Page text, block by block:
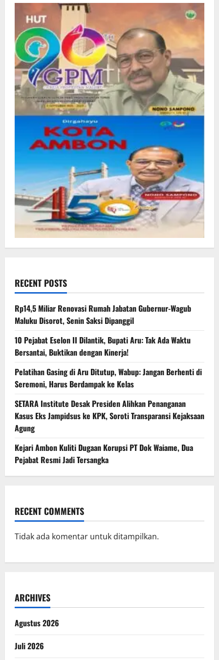
RECENT POSTS
Rp14,5 Miliar Renovasi Rumah Jabatan Gubernur-Wagub
Maluku Disorot, Senin Saksi Dipanggil
10 Pejabat Eselon II Dilantik, Bupati Aru: Tak Ada Waktu
Bersantai, Buktikan dengan Kinerja!
Pelatihan Gasing di Aru Ditutup, Wabup: Jangan Berhenti di
Seremoni, Harus Berdampak ke Kelas
SETARA Institute Desak Presiden Alihkan Penanganan
Kasus Eks Jampidsus ke KPK, Soroti Transparansi Kejaksaan
Agung
Kejari Ambon Kuliti Dugaan Korupsi PT Dok Waiame, Dua
Pejabat Resmi Jadi Tersangka
RECENT COMMENTS
Tidak ada komentar untuk ditampilkan.
ARCHIVES
Agustus 2026
Juli 2026